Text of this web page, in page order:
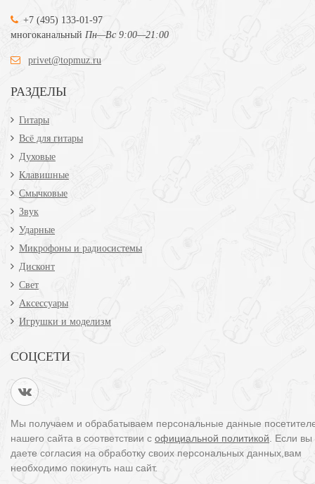
+7 (495) 133-01-97
многоканальный Пн—Вс 9:00—21:00
privet@topmuz.ru
РАЗДЕЛЫ
Гитары
Всё для гитары
Духовые
Клавишные
Смычковые
Звук
Ударные
Микрофоны и радиосистемы
Дисконт
Свет
Аксессуары
Игрушки и моделизм
СОЦСЕТИ
Мы получаем и обрабатываем персональные данные
нашего сайта в соответствии с официальной политикой . Если
даете согласия на обработку своих персональных данных,вам
необходимо покинуть наш сайт.